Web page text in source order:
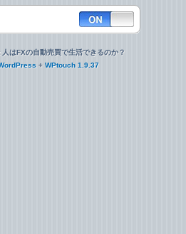
はFXの自動売買で生活できるのか？
+ WPtouch 1.9.37